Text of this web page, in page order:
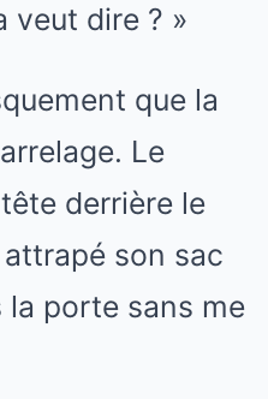
veut dire ? »
que la
Le
derrière le
son sac
la porte sans me